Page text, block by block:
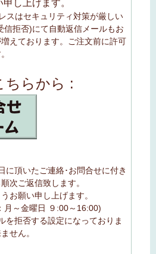
し上げます。
スはセキュリティ対策が厳しい
信拒否)にて自動返信メールもお
えております。ご注文前に許可
ちらから :
に頂いたご連絡･お問合せに付き
次ご返信致します。
お願い申し上げます。
～金曜日 ９:00～16:00)
を拒否する設定になっておりま
せん。